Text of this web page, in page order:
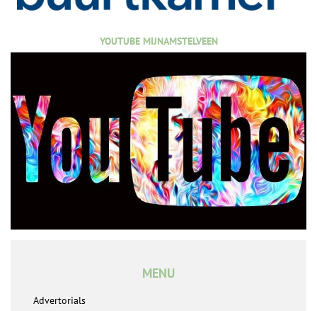
YOUTUBE MIJNAMSTELVEEN
MENU
Advertorials